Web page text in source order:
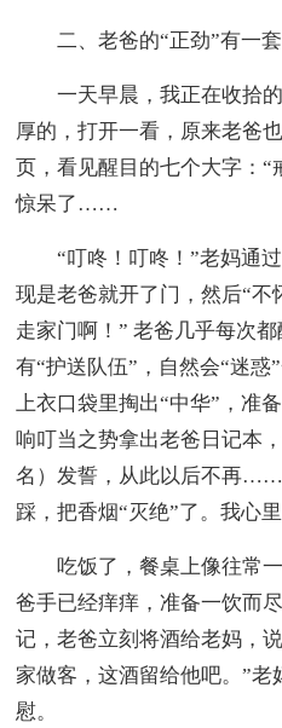
二、老爸的“正劲”有一套
一天早晨，我正在收拾的
厚的，打开一看，原来老爸
页，看见醒目的七个大字：“
惊呆了……
“叮咚！叮咚！”老妈通过
现是老爸就开了门，然后“不
走家门啊！” 老爸几乎每次
有“护送队伍”，自然会“迷惑
上衣口袋里掏出“中华”，准
响叮当之势拿出老爸日记本
名）发誓，从此以后不再
踩，把香烟“灭绝”了。我心里
吃饭了，餐桌上像往常一
爸手已经痒痒，准备一饮而
记，老爸立刻将酒给老妈，
家做客，这酒留给他吧。”
慰。